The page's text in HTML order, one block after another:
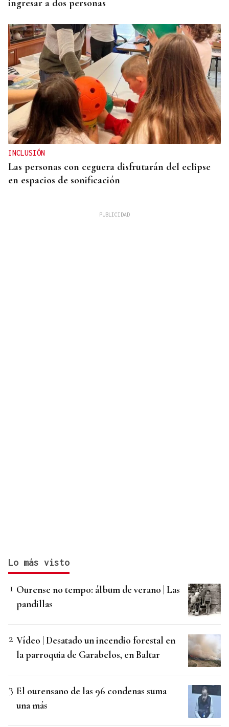
ingresar a dos personas
INCLUSIÓN
Las personas con ceguera disfrutarán del eclipse
en espacios de sonificación
Lo más visto
Ourense no tempo: álbum de verano | Las
pandillas
Vídeo | Desatado un incendio forestal en
la parroquia de Garabelos, en Baltar
El ourensano de las 96 condenas suma
una más